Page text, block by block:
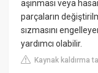
aşınması veya
parçaların
sızmasını
yardımcı olabilir.
Kaynak kaldırma